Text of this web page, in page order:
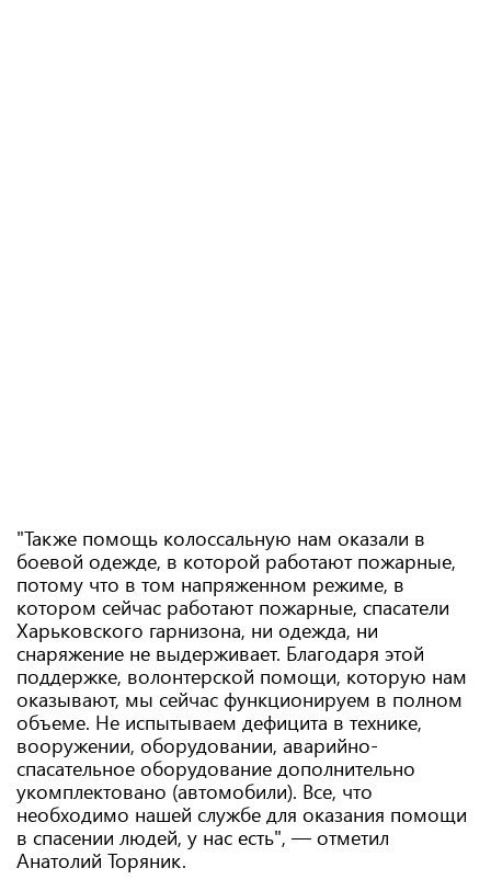
"Также помощь колоссальную нам оказали в
боевой одежде, в которой работают пожарные,
потому что в том напряженном режиме, в
котором сейчас работают пожарные, спасатели
Харьковского гарнизона, ни одежда, ни
снаряжение не выдерживает. Благодаря этой
поддержке, волонтерской помощи, которую нам
оказывают, мы сейчас функционируем в полном
объеме. Не испытываем дефицита в технике,
вооружении, оборудовании, аварийно-
спасательное оборудование дополнительно
укомплектовано (автомобили). Все, что
необходимо нашей службе для оказания помощи
в спасении людей, у нас есть", — отметил
Анатолий Торяник.